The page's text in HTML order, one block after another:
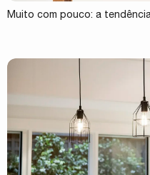
Muito com pouco: a